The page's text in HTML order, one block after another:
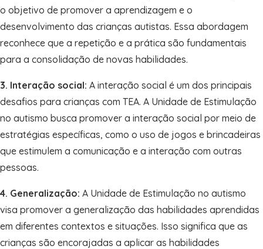
o objetivo de promover a aprendizagem e o
desenvolvimento das crianças autistas. Essa abordagem
reconhece que a repetição e a prática são fundamentais
para a consolidação de novas habilidades.
3. Interação social: A interação social é um dos principais
desafios para crianças com TEA. A Unidade de Estimulação
no autismo busca promover a interação social por meio de
estratégias específicas, como o uso de jogos e brincadeiras
que estimulem a comunicação e a interação com outras
pessoas.
4. Generalização: A Unidade de Estimulação no autismo
visa promover a generalização das habilidades aprendidas
em diferentes contextos e situações. Isso significa que as
crianças são encorajadas a aplicar as habilidades